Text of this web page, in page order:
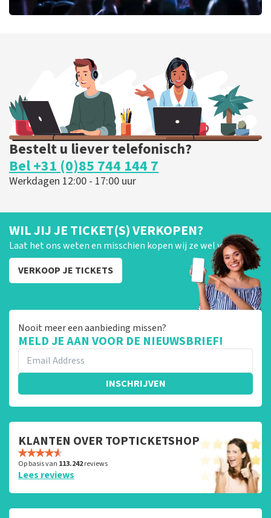
BESTEL NU
Bestelt u liever telefonisch?
Bel +31 (0)85 744 144 7
Werkdagen 12:00 - 17:00 uur
WIL JIJ JE TICKET(S) VERKOPEN?
Laat het ons weten en misschien kopen wij ze wel van je!
VERKOOP JE TICKETS
Nooit meer een aanbieding missen?
MELD JE AAN VOOR DE NIEUWSBRIEF!
INSCHRIJVEN
KLANTEN OVER TOPTICKETSHOP
Op basis van 113.242reviews
Lees reviews